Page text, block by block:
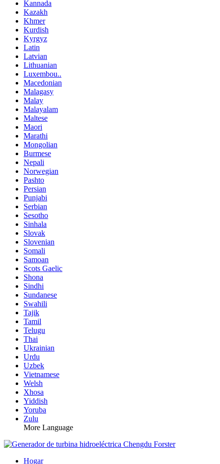
Kannada
Kazakh
Khmer
Kurdish
Kyrgyz
Latin
Latvian
Lithuanian
Luxembou..
Macedonian
Malagasy
Malay
Malayalam
Maltese
Maori
Marathi
Mongolian
Burmese
Nepali
Norwegian
Pashto
Persian
Punjabi
Serbian
Sesotho
Sinhala
Slovak
Slovenian
Somali
Samoan
Scots Gaelic
Shona
Sindhi
Sundanese
Swahili
Tajik
Tamil
Telugu
Thai
Ukrainian
Urdu
Uzbek
Vietnamese
Welsh
Xhosa
Yiddish
Yoruba
Zulu
More Language
Hogar